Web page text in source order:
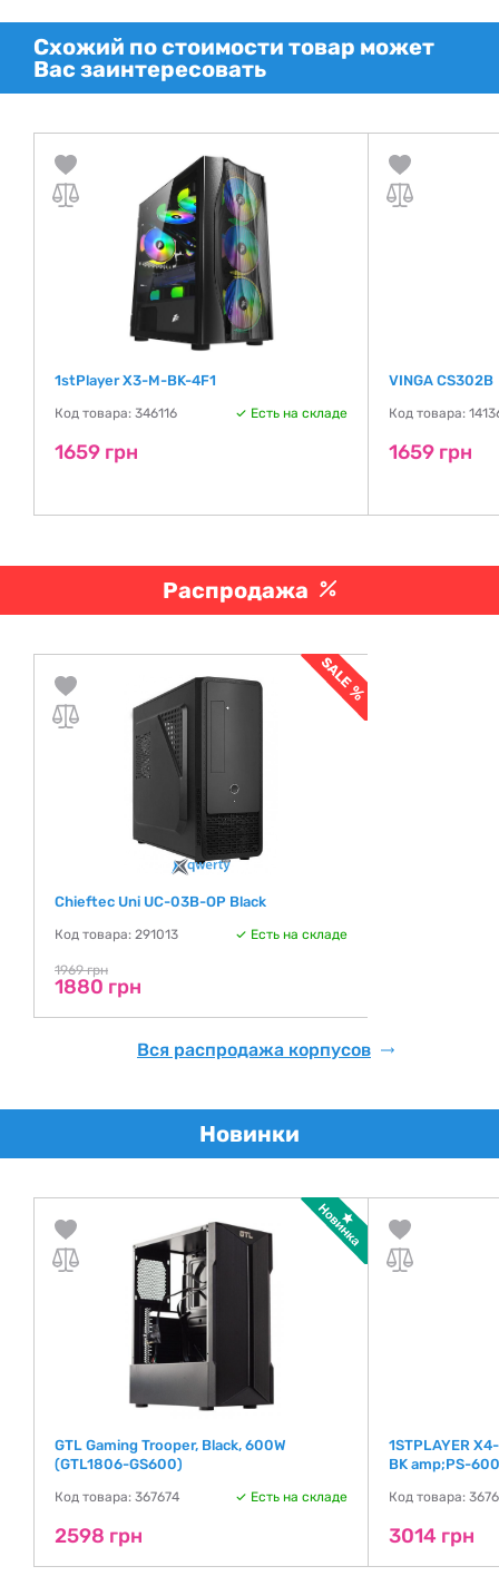
Схожий по стоимости товар может
Вас заинтересовать
1stPlayer X3-M-BK-4F1
Код товара: 346116 Есть на складе
1659 грн
VINGA CS302B
Код товара:
1659 грн
Распродажа
Chieftec Uni UC-03B-OP Black
Код товара: 291013 Есть на складе
1969 грн
1880 грн
Вся распродажа корпусов
Новинки
GTL Gaming Trooper, Black, 600W
(GTL1806-GS600)
Код товара: 367674 Есть на складе
2598 грн
1STPLAYER
BK amp;PS-
Код товара:
3014 грн